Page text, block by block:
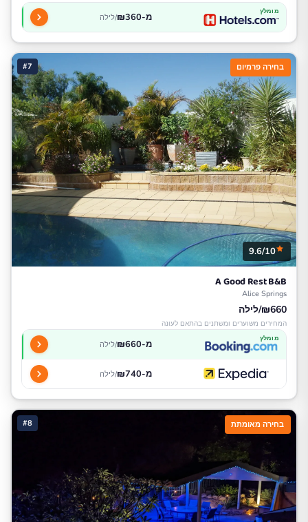
מומלץ מ-₪360 /לילה
#7 בחירה פרמיום
9.6/10
A Good Rest B&B
Alice Springs
₪660/לילה
המחירים משוערים ומשתנים בהתאם לעונה
מומלץ מ-₪660 /לילה
מ-₪740 /לילה
#8 בחירה מאומתת